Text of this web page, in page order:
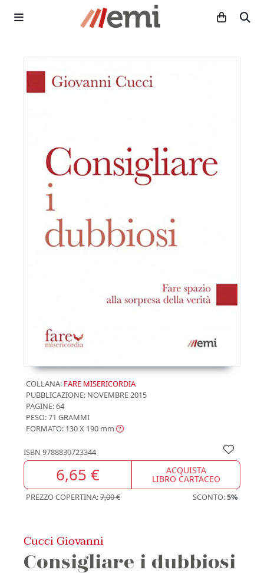
COLLANA: FARE MISERICORDIA
PUBBLICAZIONE: NOVEMBRE 2015
PAGINE: 64
PESO: 71 GRAMMI
FORMATO: 130 X 190 mm
ISBN 9788830723344
6,65 € ACQUISTA
LIBRO CARTACEO
PREZZO COPERTINA:7,00 € SCONTO:5%
Cucci Giovanni
Consigliare i dubbiosi